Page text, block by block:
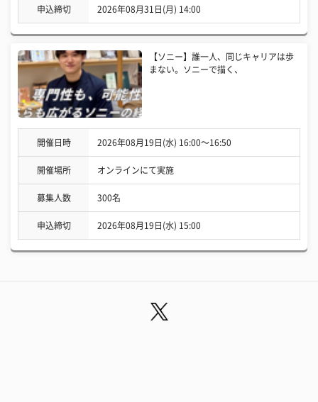
申込締切 2026年08月31日(月) 14:00
【ソニー】誰一人、同じキャリアは歩
まない。ソニーで描く、
開催日時 2026年08月19日(水) 16:00〜16:50
開催場所 オンラインにて実施
募集人数 300名
申込締切 2026年08月19日(水) 15:00